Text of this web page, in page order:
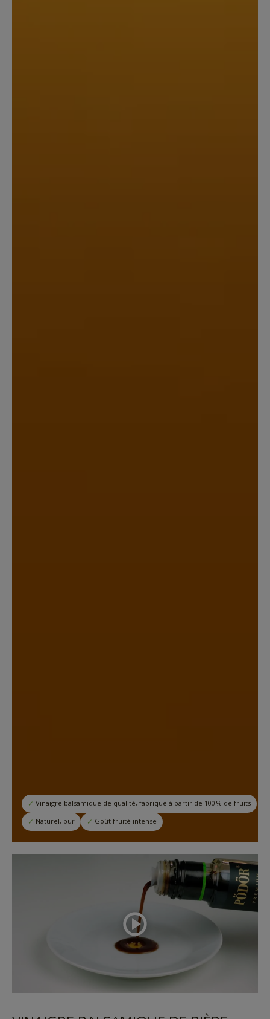
Vinaigre balsamique de qualité, fabriqué à partir de 100 % de fruits
Naturel, pur
Goût fruité intense